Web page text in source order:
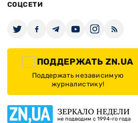
СОЦСЕТИ
ПОДДЕРЖАТЬ ZN.UA
Поддержать независимую
журналистику!
ЗЕРКАЛО НЕДЕЛИ
не подводим с 1994-го года